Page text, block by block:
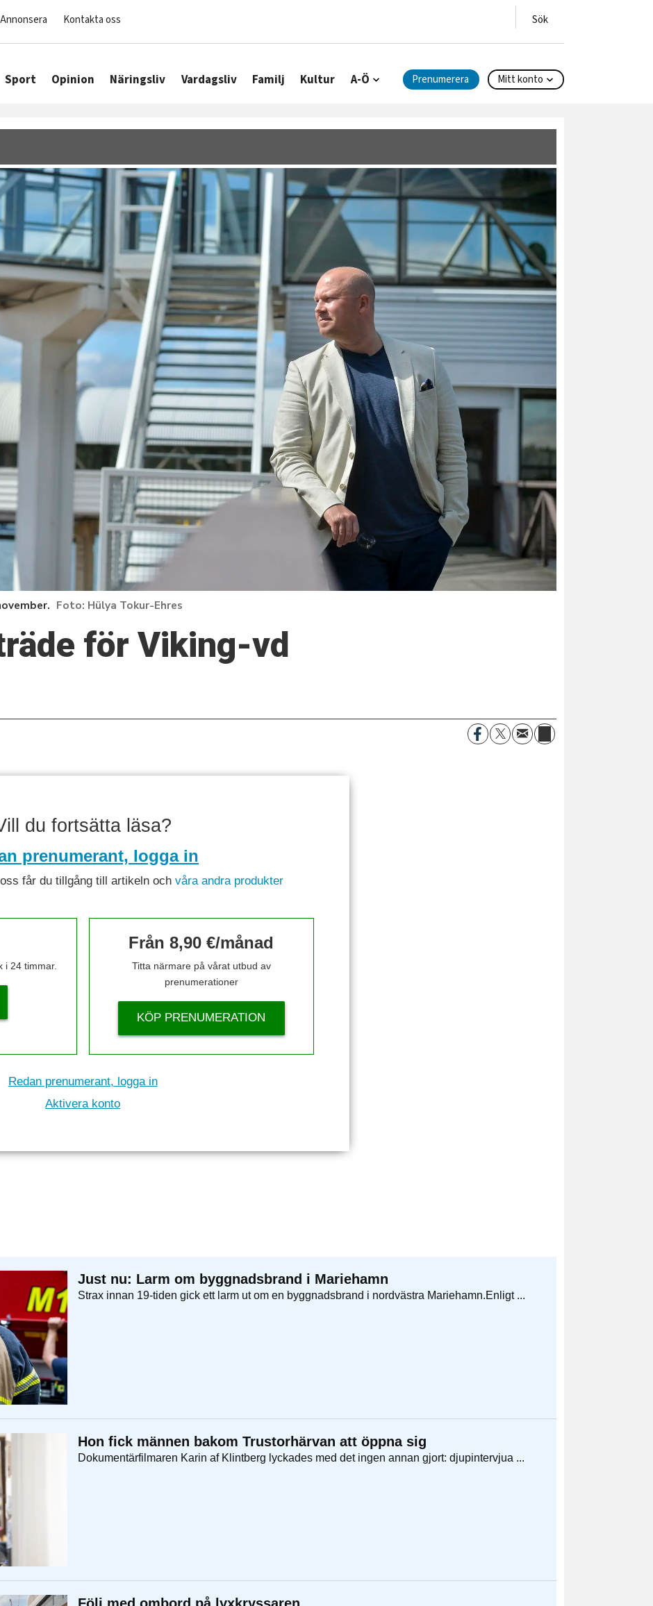
Annonsera Kontakta oss
Sport Opinion Näringsliv Vardagsliv Familj Kultur A-Ö Prenumerera Mitt konto
Hülya Tokur-Ehres
för Viking-vd
du fortsätta läsa?
prenumerant, logga in
får du tillgång till artikeln ochvåra andra produkter
i 24 timmar.
Från 8,90 €/månad
Titta närmare på vårat utbud av
prenumerationer
KÖP PRENUMERATION
Redan prenumerant, logga in
Aktivera konto